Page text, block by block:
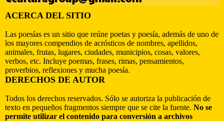
ACERCA DEL SITIO
Las poesías es un sitio que reúne poetas y poesía, además de uno de
los mayores compendios de acrósticos de nombres, apellidos,
animales, frutas, lugares, ciudades, municipios, cosas, valores,
verbos, etc. Incluye poemas, frases, rimas, pensamientos,
proverbios, reflexiones y mucha poesía.
DERECHOS DE AUTOR
Todos los derechos reservados. Sólo se autoriza la publicación de
texto en pequeños fragmentos siempre que se cite la fuente. No se
permite utilizar el contenido para conversión a archivos